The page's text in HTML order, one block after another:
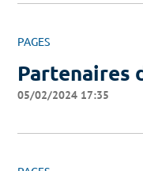
PAGES
Partenaires
05/02/2024 17:35